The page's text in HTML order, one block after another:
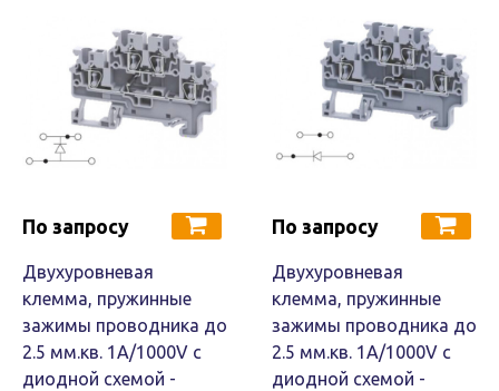
По запросу
Двухуровневая
клемма, пружинные
зажимы проводника до
2.5 мм.кв. 1A/1000V с
диодной схемой -
По запросу
Двухуровневая
клемма, пружинные
зажимы проводника до
2.5 мм.кв. 1A/1000V с
диодной схемой -